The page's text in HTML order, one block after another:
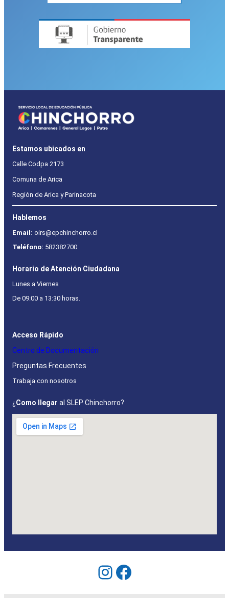
Estamos ubicados en
Calle Codpa 2173
Comuna de Arica
Región de Arica y Parinacota
Hablemos
Email: oirs@epchinchorro.cl
Teléfono: 582382700
Horario de Atención Ciudadana
Lunes a Viernes
De 09:00 a 13:30 horas.
Acceso Rápido
Centro de Documentación
Preguntas Frecuentes
Trabaja con nosotros
¿ Como llegar al SLEP Chinchorro?
Instagram
Facebook